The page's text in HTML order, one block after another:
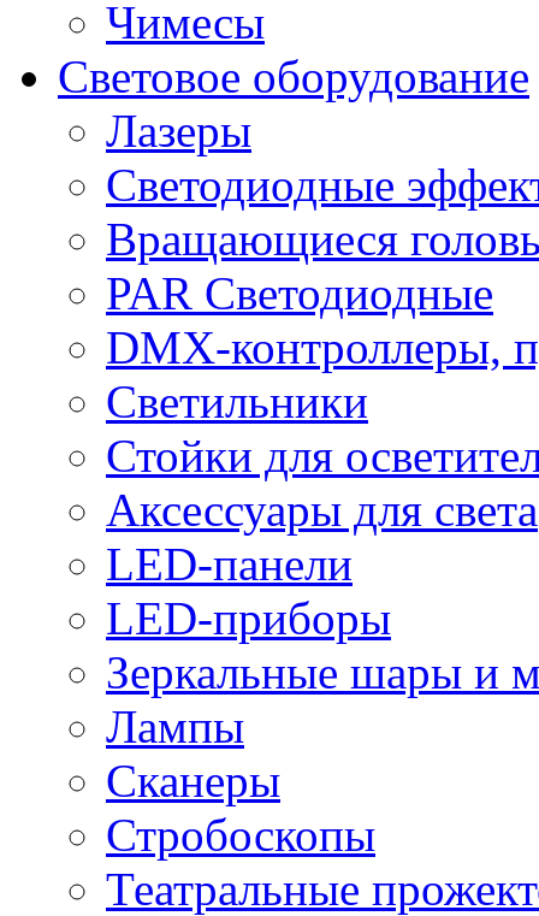
Чимесы
Световое оборудование
Лазеры
Светодиодные
Вращающиеся
PAR Светодиодные
DMX-контроллеры,
Светильники
Стойки для
Аксессуары для света
LED-панели
LED-приборы
Зеркальные шары и
Лампы
Сканеры
Стробоскопы
Театральные